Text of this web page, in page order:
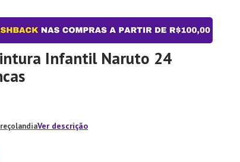
Infantil Naruto 24
Ver descrição